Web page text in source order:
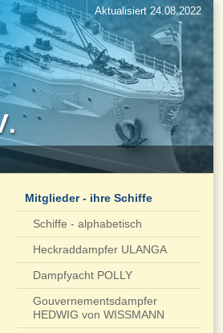
Aktualisiert 24.08.2022
Mitglieder - ihre Schiffe
Schiffe - alphabetisch
Heckraddampfer ULANGA
Dampfyacht POLLY
Gouvernementsdampfer
HEDWIG von WISSMANN